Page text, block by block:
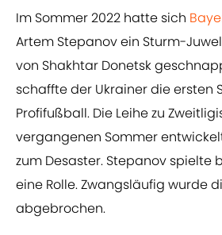
Im Sommer 2022 hatte sich
Artem Stepanov ein Sturm-
von Shakhtar Donetsk
schaffte der Ukrainer die ersten
Profifußball. Die Leihe zu
vergangenen Sommer
zum Desaster. Stepanov spielte
eine Rolle. Zwangsläufig wurde
abgebrochen.